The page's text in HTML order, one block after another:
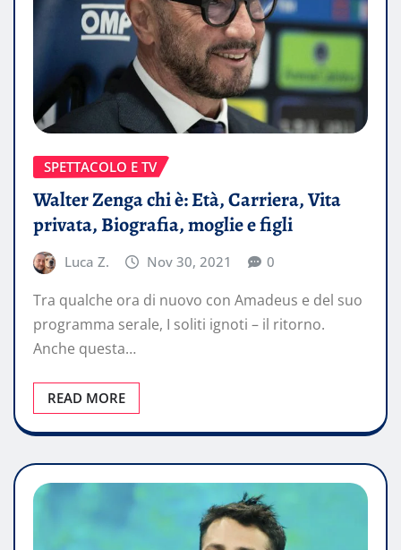
SPETTACOLO E TV
Walter Zenga chi è: Età, Carriera, Vita
privata, Biografia, moglie e figli
Luca Z. Nov 30, 2021 0
Tra qualche ora di nuovo con Amadeus e del suo
programma serale, I soliti ignoti – il ritorno.
Anche questa…
READ MORE